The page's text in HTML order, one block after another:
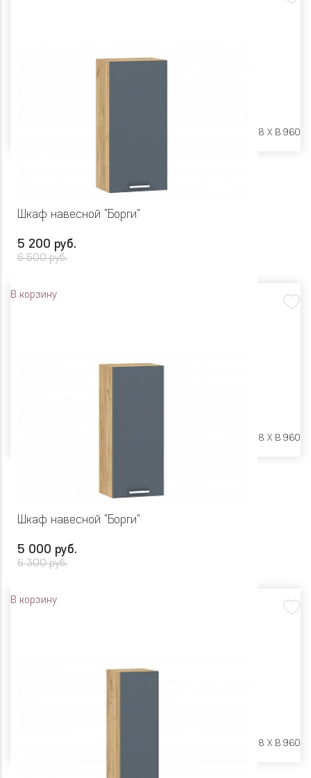
Ш 500 X Г 318 X В 960
Шкаф навесной "Борги"
5 200 руб.
6 500 руб.
В корзину
Ш 450 X Г 318 X В 960
Шкаф навесной "Борги"
5 000 руб.
6 300 руб.
В корзину
Ш 400 X Г 318 X В 960